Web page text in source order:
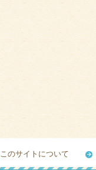
このサイトについて